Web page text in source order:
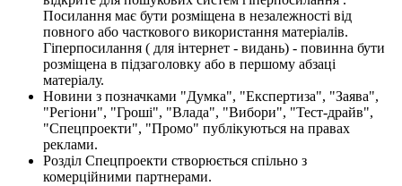
Посилання має бути розміщена в незалежності від
повного або часткового використання матеріалів.
Гіперпосилання ( для інтернет - видань) - повинна бути
розміщена в підзаголовку або в першому абзаці
матеріалу.
Новини з позначками "Думка", "Експертиза", "Заява",
"Регіони", "Гроші", "Влада", "Вибори", "Тест-драйв",
"Спецпроекти", "Промо" публікуються на правах
реклами.
Розділ Спецпроекти створюється спільно з
комерційними партнерами.